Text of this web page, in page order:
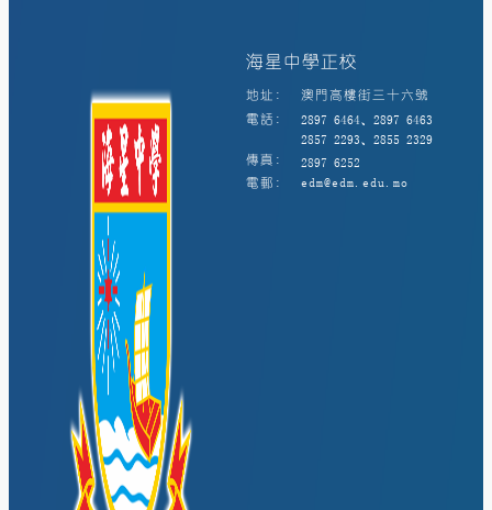
海星中學正校
地址:
澳門高樓街三十六號
電話:
2897 6464、2897 6463
2857 2293、2855 2329
傳真:
2897 6252
電郵:
edm@edm.edu.mo